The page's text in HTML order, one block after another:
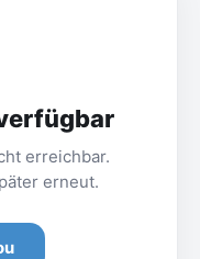
erreichbar.
erneut.